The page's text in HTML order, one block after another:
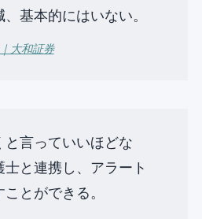
基本的にはいない。
大和証券
と⾔っていいほどな
と連携し、アラート
とができる。